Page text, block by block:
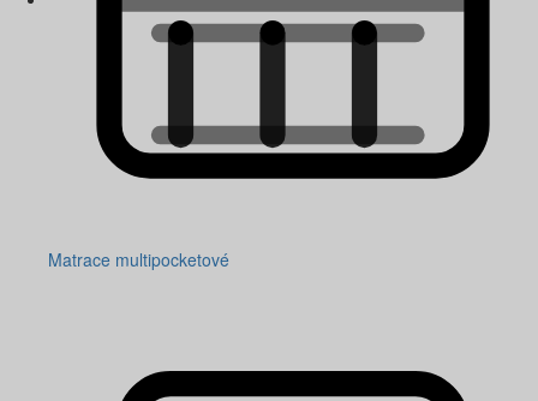
Matrace multipocketové